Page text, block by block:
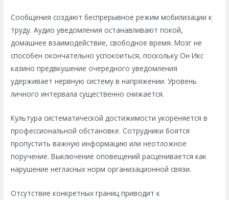
Сообщения создают беспрерывное режим мобилизации к
труду. Аудио уведомления останавливают покой,
домашнее взаимодействие, свободное время. Мозг не
способен окончательно успокоиться, поскольку Он Икс
казино предвкушение очередного уведомления
удерживает нервную систему в напряжении. Уровень
личного интервала существенно снижается.
Культура систематической достижимости укореняется в
профессиональной обстановке. Сотрудники боятся
пропустить важную информацию или неотложное
поручение. Выключение оповещений расценивается как
нарушение негласных норм организационной связи.
Отсутствие конкретных границ приводит к